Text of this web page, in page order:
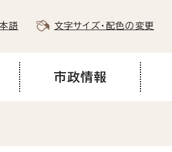
語 文字サイズ・配色の変更
市政情報